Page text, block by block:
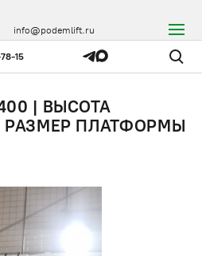
15
info@podemlift.ru
400 | ВЫСОТА
РАЗМЕР ПЛАТФОРМЫ